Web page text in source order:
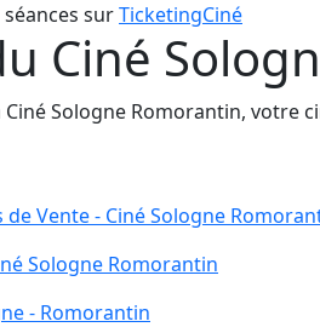
surTicketingCiné
Ciné
Sologne Romorantin, votre
Vente - Ciné Sologne
Sologne Romorantin
- Romorantin